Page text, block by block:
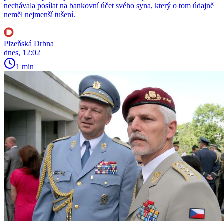
nechávala posílat na bankovní účet svého syna, který o tom údajně
neměl nejmenší tušení.
Plzeňská Drbna
dnes, 12:02
1 min